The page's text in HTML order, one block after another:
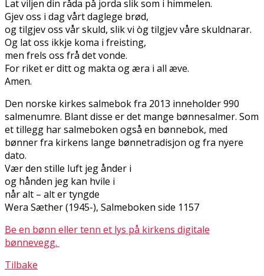
Lat viljen din råda på jorda slik som i himmelen.
Gjev oss i dag vårt daglege brød,
og tilgjev oss vår skuld, slik vi òg tilgjev våre skuldnarar.
Og lat oss ikkje koma i freisting,
men frels oss frå det vonde.
For riket er ditt og makta og æra i all æve.
Amen.
Den norske kirkes salmebok fra 2013 inneholder 990
salmenumre. Blant disse er det mange bønnesalmer. Som
et tillegg har salmeboken også en bønnebok, med
bønner fra kirkens lange bønnetradisjon og fra nyere
dato.
Vær den stille luft jeg ånder i
og hånden jeg kan hvile i
når alt – alt er tyngde
Wera Sæther (1945-), Salmeboken side 1157
Be en bønn eller tenn et lys på kirkens digitale
bønnevegg.
Tilbake